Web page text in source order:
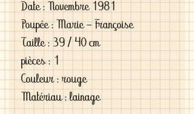
Date : Novembre 1981
Poupée : Marie - Françoise
Taille : 39 / 40 cm
pièces : 1
Couleur : rouge
Matériau : lainage